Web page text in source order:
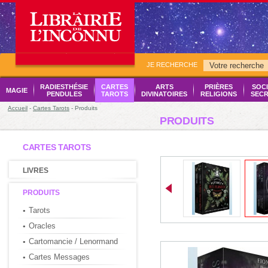
JE RECHERCHE
MAGIE
RADIESTHÉSIE
PENDULES
CARTES
TAROTS
ARTS
DIVINATOIRES
PRIÈRES
RELIGIONS
Accueil - Cartes Tarots - Produits
PRODUITS
CARTES TAROTS
LIVRES
PRODUITS
Tarots
Oracles
Cartomancie / Lenormand
Cartes Messages